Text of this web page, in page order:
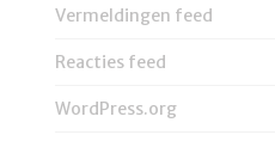
Vermeldingen feed
Reacties feed
WordPress.org